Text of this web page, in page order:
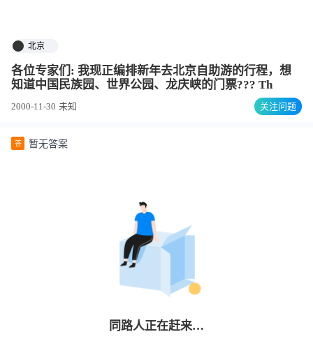
北京
各位专家们: 我现正编排新年去北京自助游的行程，想
知道中国民族园、世界公园、龙庆峡的门票??? Th
2000-11-30 未知 关注问题
答 暂无答案
同路人正在赶来…